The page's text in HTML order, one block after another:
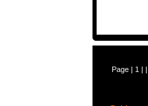
Page | 1 | |